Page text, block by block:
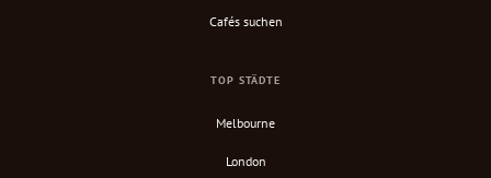
Cafés suchen
TOP STÄDTE
Melbourne
London